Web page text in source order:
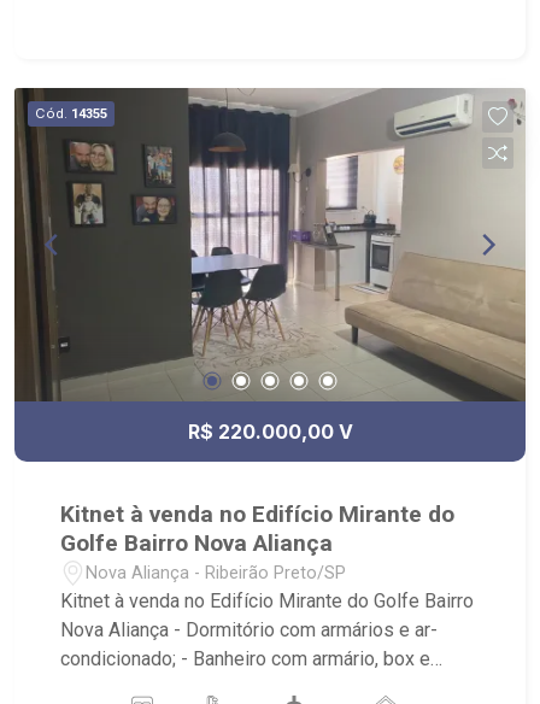
Cód. 14355
R$ 220.000,00 V
Kitnet à venda no Edifício Mirante do
Golfe Bairro Nova Aliança
Nova Aliança - Ribeirão Preto/SP
Kitnet à venda no Edifício Mirante do Golfe Bairro
Nova Aliança - Dormitório com armários e ar-
condicionado; - Banheiro com armário, box e